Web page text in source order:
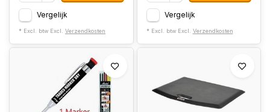
Vergelijk
* Excl. btw Excl. Verzendkosten
Vergelijk
* Excl. btw Excl. Verzendkosten